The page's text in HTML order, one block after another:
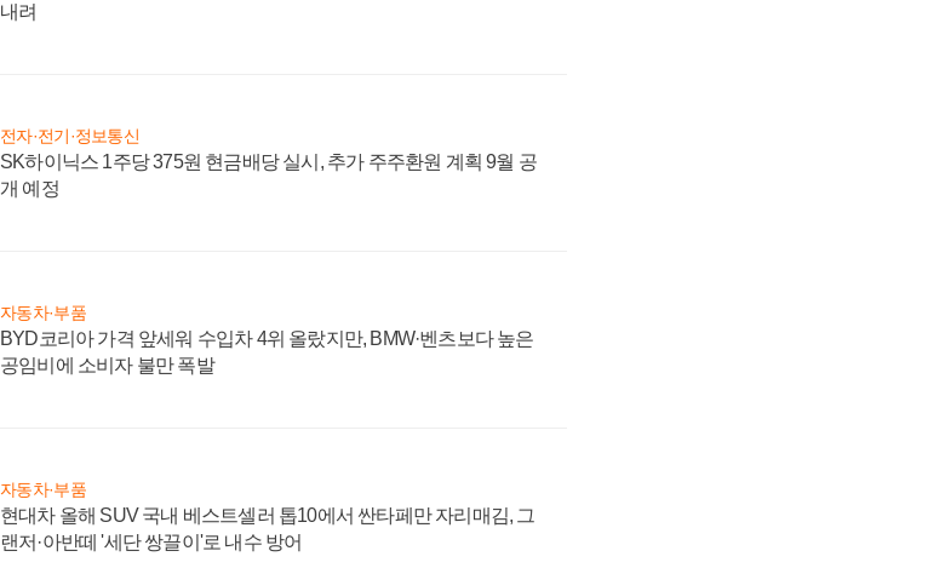
내려
전자·전기·정보통신
SK하이닉스 1주당 375원 현금배당 실시, 추가 주주환원 계획 9월 공
개 예정
자동차·부품
BYD코리아 가격 앞세워 수입차 4위 올랐지만, BMW·벤츠보다 높은
공임비에 소비자 불만 폭발
자동차·부품
현대차 올해 SUV 국내 베스트셀러 톱10에서 싼타페만 자리매김, 그
랜저·아반떼 '세단 쌍끌이'로 내수 방어